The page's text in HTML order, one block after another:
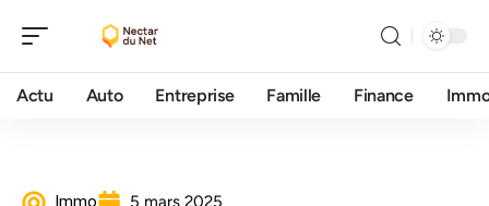
Actu Auto Entreprise Famille Finance
Immo 5 mars 2025